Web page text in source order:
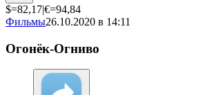
$=82,17|€=94,84
Фильмы26.10.2020 в 14:11
Огонёк-Огниво